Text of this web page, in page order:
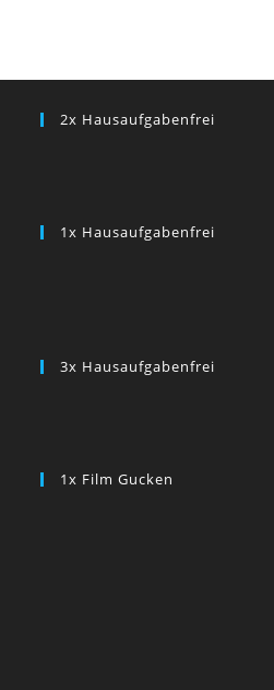
2x Hausaufgabenfrei
1x Hausaufgabenfrei
3x Hausaufgabenfrei
1x Film Gucken